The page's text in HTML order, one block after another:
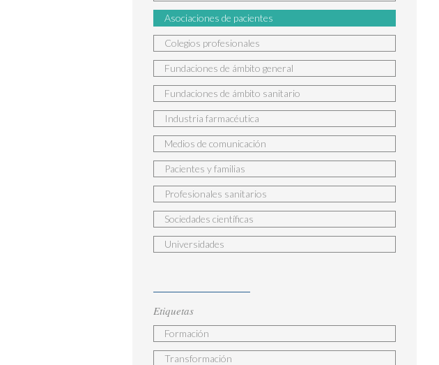
Asociaciones de pacientes
Colegios profesionales
Fundaciones de ámbito general
Fundaciones de ámbito sanitario
Industria farmacéutica
Medios de comunicación
Pacientes y familias
Profesionales sanitarios
Sociedades científicas
Universidades
Etiquetas
Formación
Transformación